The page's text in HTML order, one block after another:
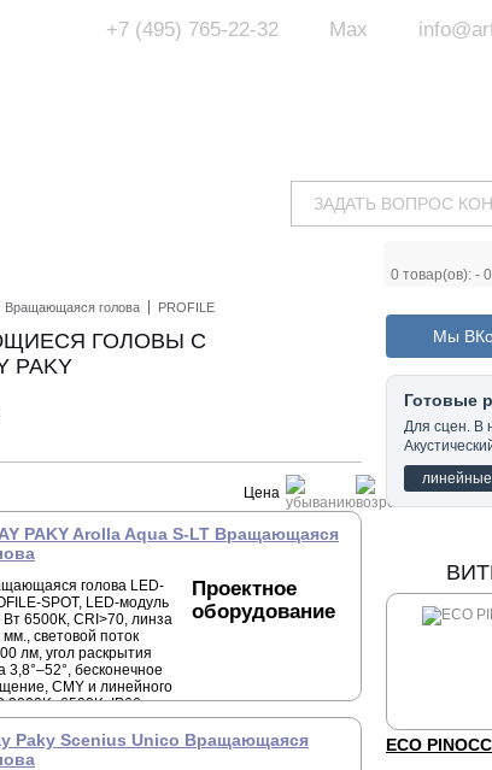
Max
+7 (495) 765-22-32
ЗАДАТЬ ВОПРОС
0 товар(ов): -
Вращающаяся голова PROFILE
ГОЛОВЫ С
PAKY
Цена
PAKY Arolla Aqua S-LT Вращающаяся
голова LED-
SPOT, LED-модуль
Вт 6500К, CRI>70, линза
мм., световой поток
лм, угол раскрытия
3,8°–52°, бесконечное
CMY и линейного
3000K–6500K, IP66, вес
кг.
Проектное
оборудование
Paky Scenius Unico Вращающаяся
Мы
Готовые
Для сцен. В
ECO